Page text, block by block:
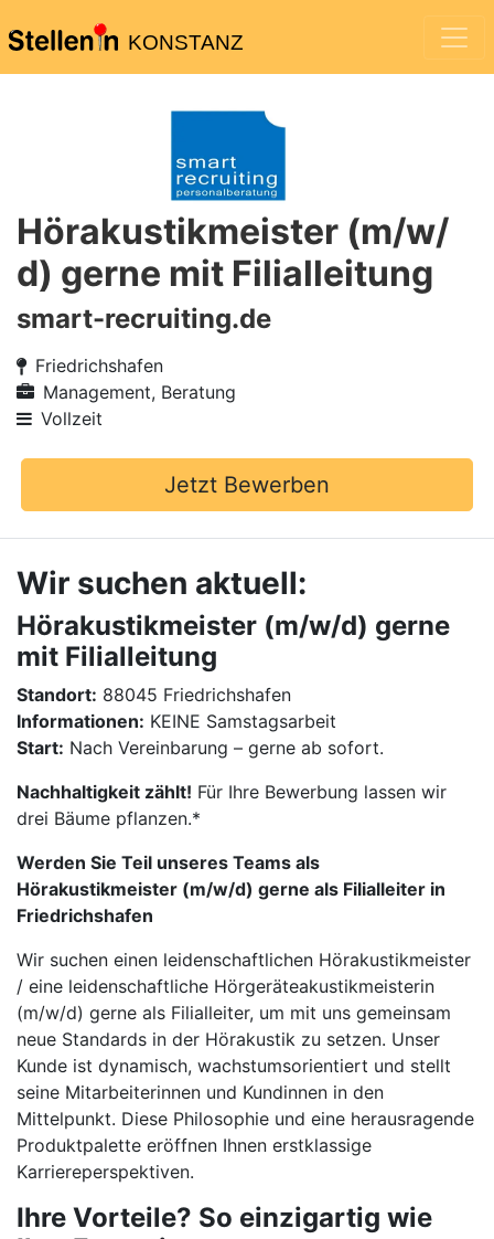
KONSTANZ
Hörakustikmeister (m/w/
d) gerne mit Filialleitung
smart-recruiting.de
Friedrichshafen
Management, Beratung
Vollzeit
Jetzt Bewerben
Wir suchen aktuell:
Hörakustikmeister (m/w/d) gerne
mit Filialleitung
Standort: 88045 Friedrichshafen
Informationen: KEINE Samstagsarbeit
Start: Nach Vereinbarung – gerne ab sofort.
Nachhaltigkeit zählt! Für Ihre Bewerbung lassen wir
drei Bäume pflanzen.*
Werden Sie Teil unseres Teams als
Hörakustikmeister (m/w/d) gerne als Filialleiter in
Friedrichshafen
Wir suchen einen leidenschaftlichen Hörakustikmeister
/ eine leidenschaftliche Hörgeräteakustikmeisterin
(m/w/d) gerne als Filialleiter, um mit uns gemeinsam
neue Standards in der Hörakustik zu setzen. Unser
Kunde ist dynamisch, wachstumsorientiert und stellt
seine Mitarbeiterinnen und Kundinnen in den
Mittelpunkt. Diese Philosophie und eine herausragende
Produktpalette eröffnen Ihnen erstklassige
Karriereperspektiven.
Ihre Vorteile? So einzigartig wie